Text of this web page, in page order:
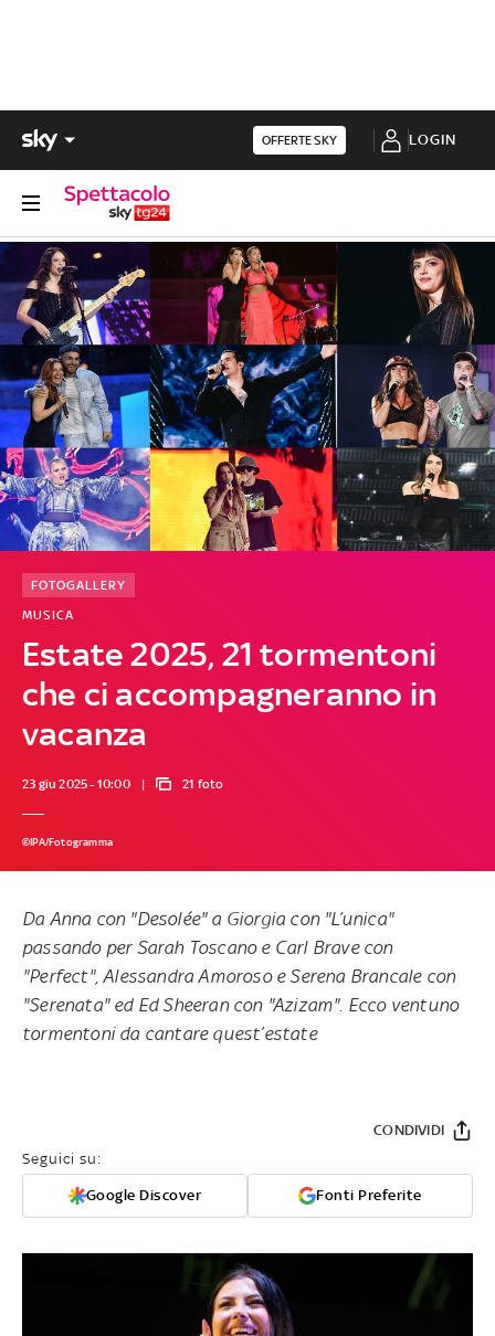
OFFERTE SKY LOGIN
Estate 2025, 21 tormentoni
che ci accompagneranno in
vacanza
MUSICA
FOTOGALLERY
23 giu 2025 - 10:00 21 foto
©IPA/Fotogramma
Da Anna con "Desolée"a Giorgia con "L’unica"
passando per Sarah Toscano e Carl Brave con
"Perfect", Alessandra Amoroso e Serena Brancale con
"Serenata" ed Ed Sheeran con "Azizam". Ecco ventuno
tormentoni da cantare quest’estate
Seguici su:
Google Discover Fonti Preferite
CONDIVIDI